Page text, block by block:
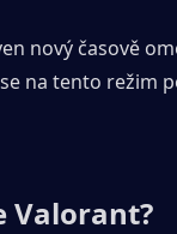
nový časově
na tento režim
Valorant?